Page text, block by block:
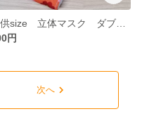
円
次へ